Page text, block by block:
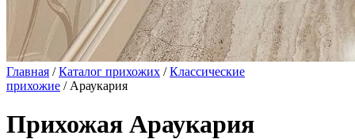
Главная /Каталог прихожих /Классические
прихожие / Араукария
Прихожая Араукария